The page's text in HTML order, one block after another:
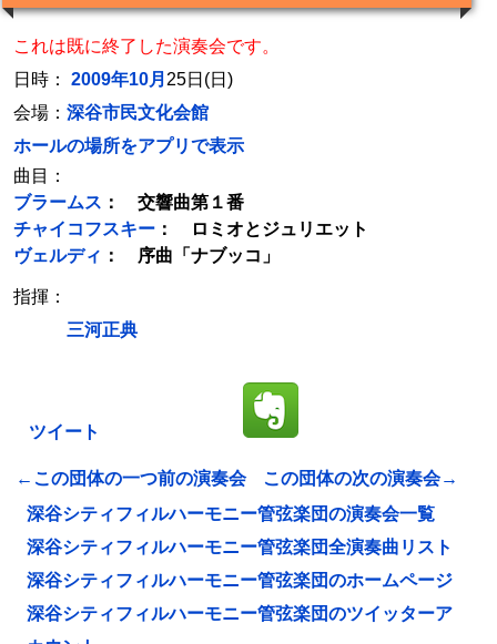
これは既に終了した演奏会です。
日時： 2009年10月 25日(日)
会場： 深谷市民文化会館
ホールの場所をアプリで表示
曲目：
ブラームス ： 交響曲第１番
チャイコフスキー ： ロミオとジュリエット
ヴェルディ ： 序曲「ナブッコ」
指揮：
三河正典
ツイート
←この団体の一つ前の演奏会
この団体の次の演奏会→
深谷シティフィルハーモニー管弦楽団の演奏会一覧
深谷シティフィルハーモニー管弦楽団全演奏曲リスト
深谷シティフィルハーモニー管弦楽団のホームページ
深谷シティフィルハーモニー管弦楽団のツイッターア